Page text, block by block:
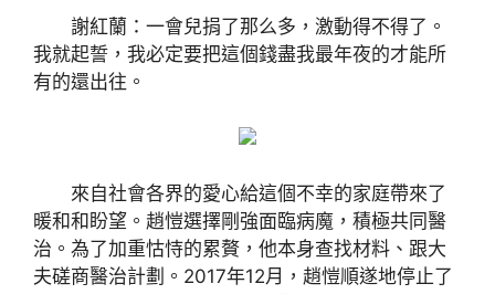
謝紅蘭：一會兒捐了那么多，激動得不得了。
我就起誓，我必定要把這個錢盡我最年夜的才能所
有的還出往。
來自社會各界的愛心給這個不幸的家庭帶來了
暖和和盼望。趙愷選擇剛強面臨病魔，積極共同醫
治。為了加重怙恃的累贅，他本身查找材料、跟大
夫磋商醫治計劃。2017年12月，趙愷順遂地停止了